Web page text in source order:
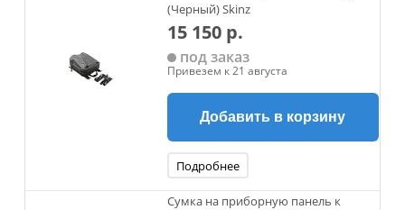
(Черный) Skinz
15 150 р.
под заказ
Привезем к 21 августа
Добавить в корзину
Подробнее
Сумка на приборную панель к